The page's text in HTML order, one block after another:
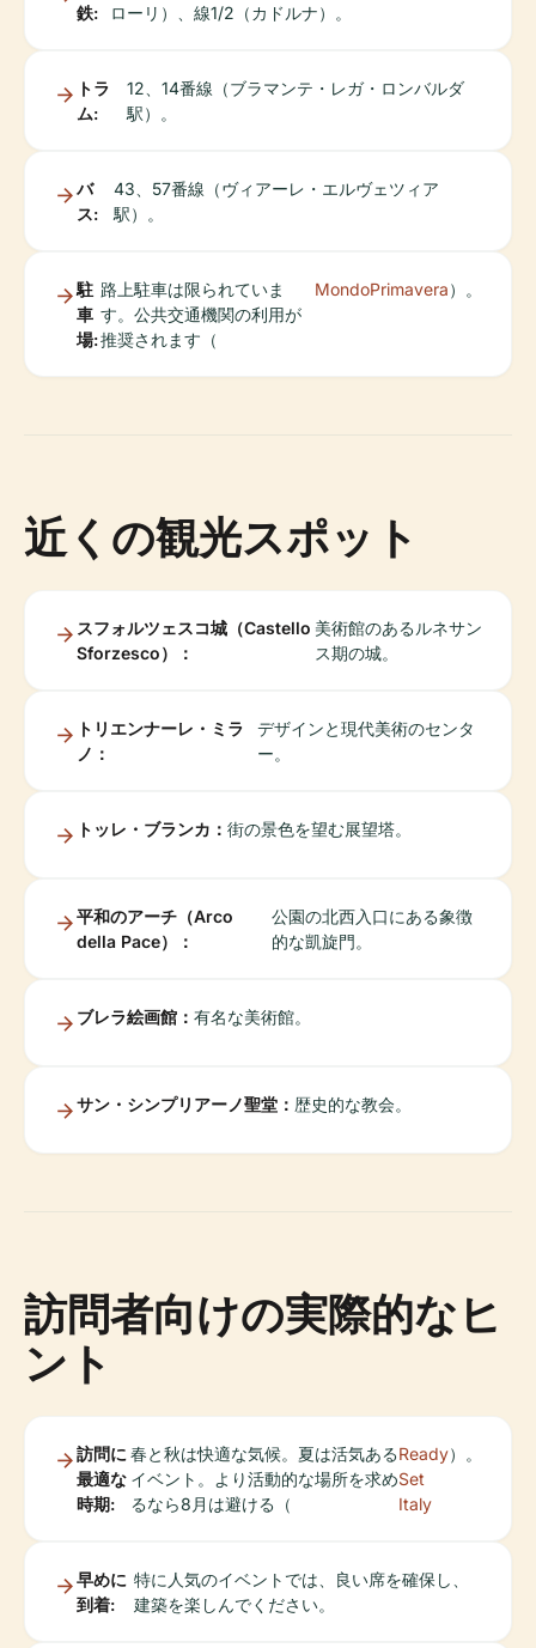
鉄:
ローリ）、線1/2（カドルナ）。
トラ
ム:
12、14番線（ブラマンテ・レガ・ロンバルダ
駅）。
バ
ス:
43、57番線（ヴィアーレ・エルヴェツィア
駅）。
駐
車
場:
路上駐車は限られていま
す。公共交通機関の利用が
推奨されます（
MondoPrimavera）。
近くの観光スポット
スフォルツェスコ城（Castello
Sforzesco）：
美術館のあるルネサン
ス期の城。
トリエンナーレ・ミラ
ノ：
デザインと現代美術のセンタ
ー。
トッレ・ブランカ： 街の景色を望む展望塔。
平和のアーチ（Arco
della Pace）：
公園の北西入口にある象徴
的な凱旋門。
ブレラ絵画館： 有名な美術館。
サン・シンプリアーノ聖堂： 歴史的な教会。
訪問者向けの実際的なヒ
ント
訪問に
最適な
時期:
春と秋は快適な気候。夏は活気ある
イベント。より活動的な場所を求め
るなら8月は避ける（
Ready
Set
Italy
）。
早めに
到着:
特に人気のイベントでは、良い席を確保し、
建築を楽しんでください。